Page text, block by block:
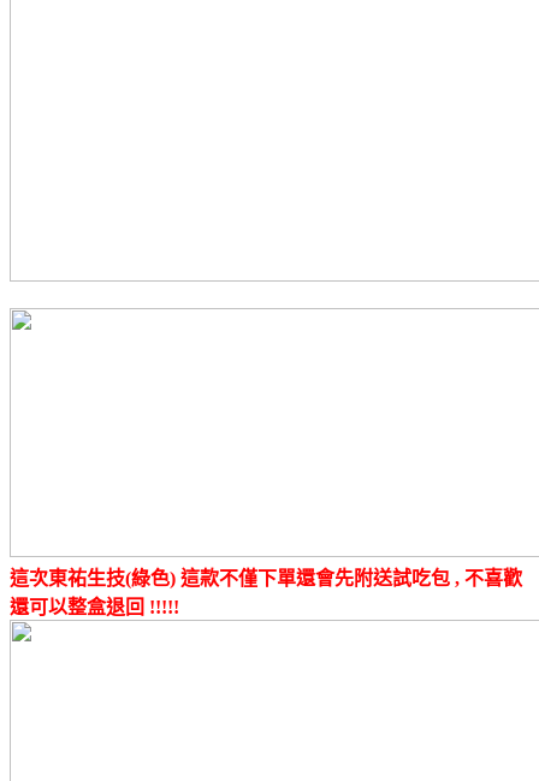
這次東祐生技(綠色) 這款不僅下單還會先附送試吃包 , 不喜歡
還可以整盒退回 !!!!!